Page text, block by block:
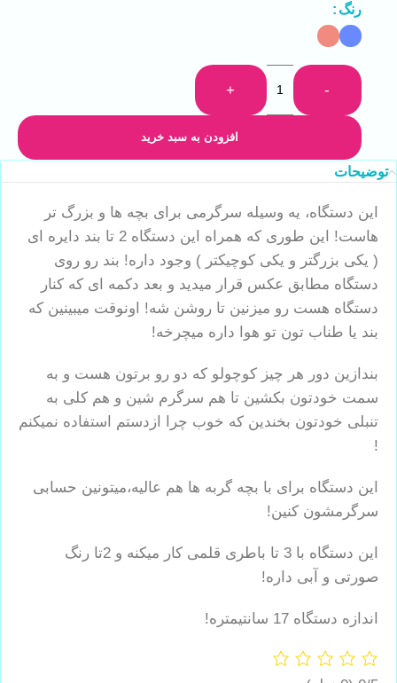
رنگ
-
+
افزودن به سبد خرید
توضیحات
این دستگاه، یه وسیله سرگرمی برای بچه ها و بزرگ تر
هاست! این طوری که همراه این دستگاه 2 تا بند دایره ای
( یکی بزرگتر و یکی کوچیکتر ) وجود داره! بند رو روی
دستگاه مطابق عکس قرار میدید و بعد دکمه ای که کنار
دستگاه هست رو میزنین تا روشن شه! اونوقت میبینین که
بند یا طناب تون تو هوا داره میچرخه!
بندازین دور هر چیز کوچولو که دو رو برتون هست و به
سمت خودتون بکشین تا هم سرگرم شین و هم کلی به
تنبلی خودتون بخندین که خوب چرا ازدستم استفاده نمیکنم
!
این دستگاه برای با بچه گربه ها هم عالیه،میتونین حسابی
سرگرمشون کنین!
این دستگاه با 3 تا باطری قلمی کار میکنه و 2تا رنگ
صورتی و آبی داره!
اندازه دستگاه 17 سانتیمتره!